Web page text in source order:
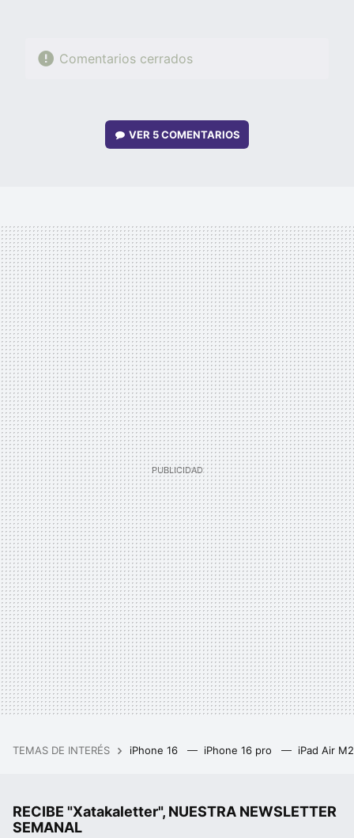
Comentarios cerrados
VER 5 COMENTARIOS
TEMAS DE INTERÉS iPhone 16 iPhone 16 pro iPad Air
RECIBE "Xatakaletter", NUESTRA NEWSLETTER
SEMANAL